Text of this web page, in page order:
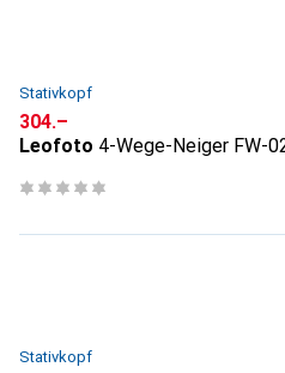
Stativkopf
CHF
304.–
Leofoto 4-Wege-Neiger FW-
Stativkopf